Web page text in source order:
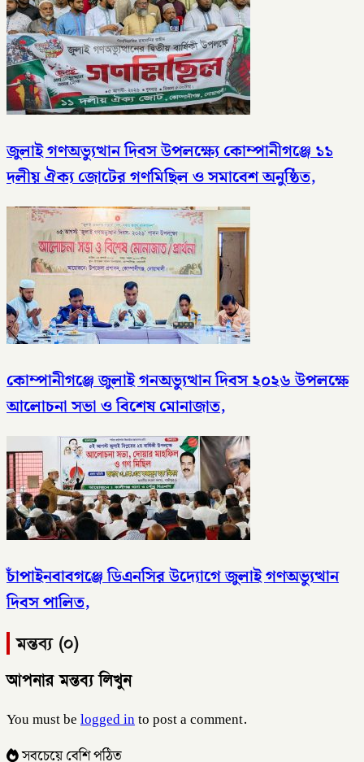
জুলাই গণঅভ্যুত্থান দিবস উপলক্ষ্যে কোম্পানীগঞ্জে ১১
দলীয় ঐক্য জোটের গণমিছিল ও সমাবেশ অনুষ্ঠিত,
কোম্পানীগঞ্জে জুলাই গনঅভ্যুত্থান দিবস ২০২৬ উপলক্ষে
আলোচনা সভা ও বিশেষ মোনাজাত,
চাঁপাইনবাবগঞ্জে ডিএনসির উদ্যোগে জুলাই গণঅভ্যুত্থান
দিবস পালিত,
মন্তব্য (০)
আপনার মন্তব্য লিখুন
You must belogged into post a comment.
সবচেয়ে বেশি পঠিত